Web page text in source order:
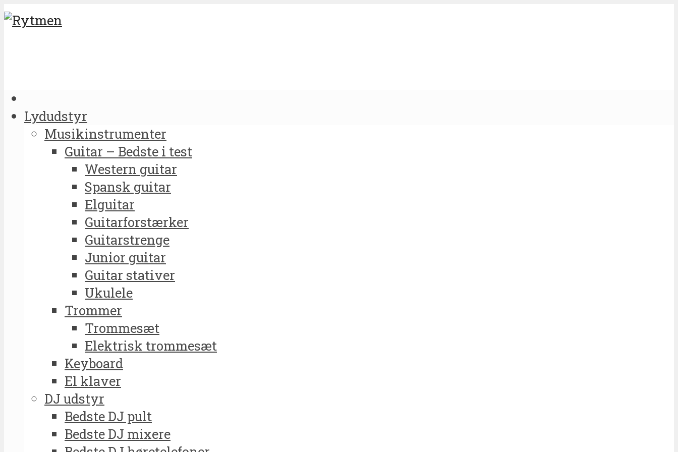
Lydudstyr
Musikinstrumenter
Guitar – Bedste i test
Western guitar
Spansk guitar
Elguitar
Guitarforstærker
Guitarstrenge
Junior guitar
Guitar stativer
Ukulele
Trommer
Trommesæt
Elektrisk trommesæt
Keyboard
El klaver
DJ udstyr
Bedste DJ pult
Bedste DJ mixere